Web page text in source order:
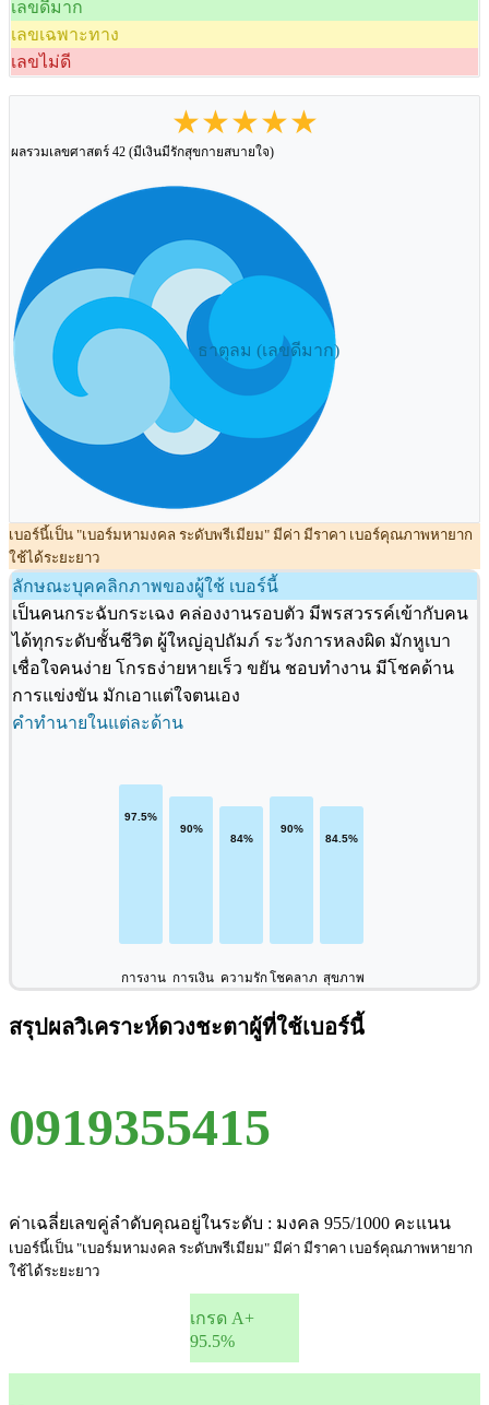
เลขดีมาก
เลขเฉพาะทาง
เลขไม่ดี
★★★★★
ผลรวมเลขศาสตร์ 42 (มีเงินมีรักสุขกายสบายใจ)
ธาตุลม (เลขดีมาก)
เบอร์นี้เป็น "เบอร์มหามงคล ระดับพรีเมียม" มีค่า มีราคา เบอร์คุณภาพหายาก
ใช้ได้ระยะยาว
ลักษณะบุคคลิกภาพของผู้ใช้ เบอร์นี้
เป็นคนกระฉับกระเฉง คล่องงานรอบตัว มีพรสวรรค์เข้ากับคน
ได้ทุกระดับชั้นชีวิต ผู้ใหญ่อุปถัมภ์ ระวังการหลงผิด มักหูเบา
เชื่อใจคนง่าย โกรธง่ายหายเร็ว ขยัน ชอบทำงาน มีโชคด้าน
การแข่งขัน มักเอาแต่ใจตนเอง
คำทำนายในแต่ละด้าน
การงาน การเงิน ความรักโชคลาภ สุขภาพ
สรุปผลวิเคราะห์ดวงชะตาผู้ที่ใช้เบอร์นี้
0919355415
ค่าเฉลี่ยเลขคู่ลำดับคุณอยู่ในระดับ : มงคล 955/1000 คะแนน
เบอร์นี้เป็น "เบอร์มหามงคล ระดับพรีเมียม" มีค่า มีราคา เบอร์คุณภาพหายาก
ใช้ได้ระยะยาว
เกรด A+
95.5%